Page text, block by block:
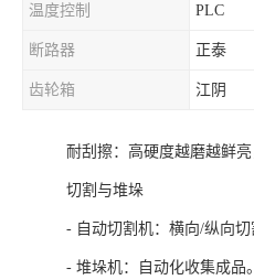
温度控制 PLC
断路器 正泰
齿轮箱 江阴
耐刮擦：高硬度越磨越鲜
切割与堆垛
- 自动切割机：横向/纵向切
- 堆垛机：自动化收集成品。